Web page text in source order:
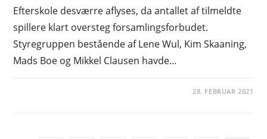
Efterskole desværre aflyses, da antallet af tilmeldte
spillere klart oversteg forsamlingsforbudet.
Styregruppen bestående af Lene Wul, Kim Skaaning,
Mads Boe og Mikkel Clausen havde…
28. FEBRUAR 2021